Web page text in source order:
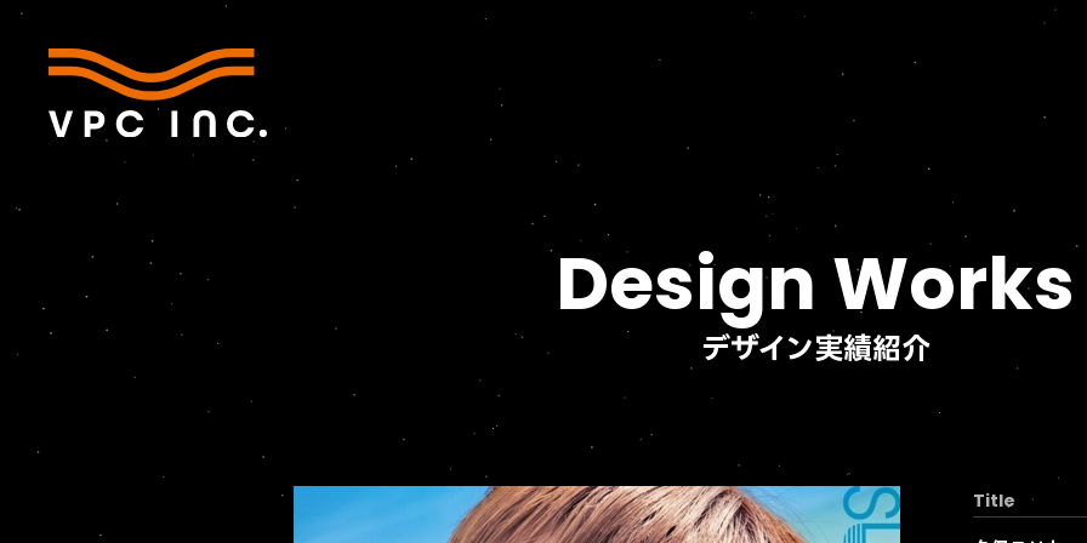
デザイン実績紹介
Design Works
Title